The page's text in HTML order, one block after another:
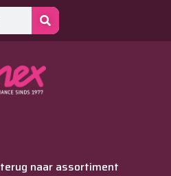
terug naar assortiment